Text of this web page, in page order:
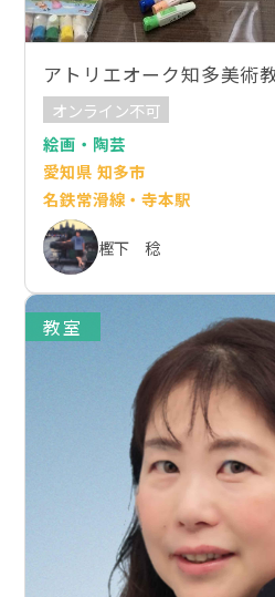
アトリエオーク知多美術
オンライン不可
絵画・陶芸
愛知県 知多市
名鉄常滑線・寺本駅
樫下 稔
教室